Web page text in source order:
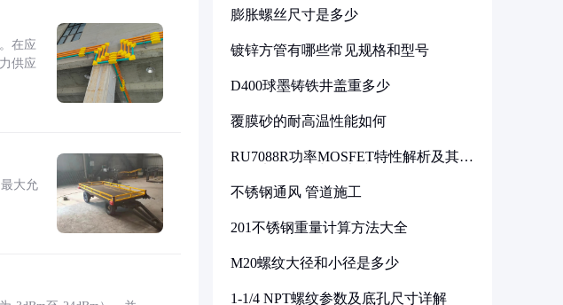
在应
供应
大允
膨胀螺丝尺寸是多少
镀锌方管有哪些常见规格和型号
D400球墨铸铁井盖重多少
覆膜砂的耐高温性能如何
RU7088R功率MOSFET特性解析及其在
不锈钢通风 管道施工
201不锈钢重量计算方法大全
M20螺纹大径和小径是多少
1-1/4 NPT螺纹参数及底孔尺寸详解